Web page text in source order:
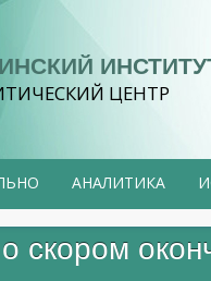
ЦЕНТР
АНАЛИТИКА
скором